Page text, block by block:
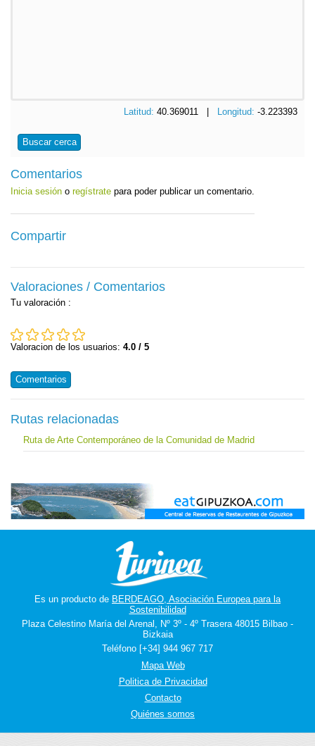
Latitud: 40.369011 | Longitud: -3.223393
Buscar cerca
Comentarios
Inicia sesión o regístrate para poder publicar un comentario.
Compartir
Valoraciones / Comentarios
Tu valoración :
Valoracion de los usuarios: 4.0 / 5
Comentarios
Rutas relacionadas
Ruta de Arte Contemporáneo de la Comunidad de Madrid
Es un producto de BERDEAGO, Asociación Europea para la
Sostenibilidad
Plaza Celestino María del Arenal, Nº 3º - 4º Trasera 48015 Bilbao -
Bizkaia
Teléfono [+34] 944 967 717
Mapa Web
Politica de Privacidad
Contacto
Quiénes somos